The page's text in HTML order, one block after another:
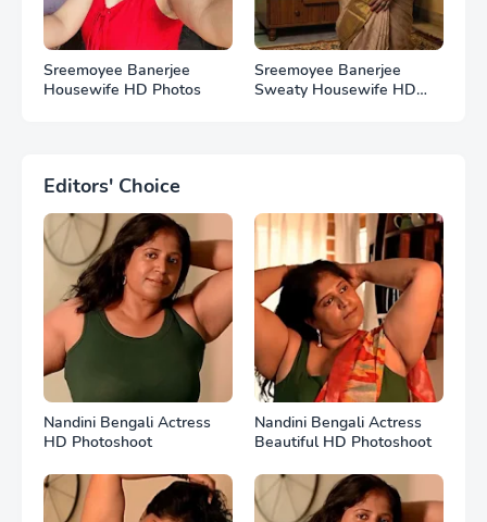
Sreemoyee Banerjee
Housewife HD Photos
Sreemoyee Banerjee
Sweaty Housewife HD
Editors' Choice
Nandini Bengali Actress
HD Photoshoot
Nandini Bengali Actress
Beautiful HD Photoshoot